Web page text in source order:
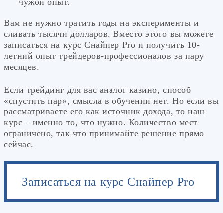
чужой опыт.
Вам не нужно тратить годы на эксперименты и
сливать тысячи долларов. Вместо этого вы можете
записаться на курс Снайпер Pro и получить 10-
летний опыт трейдеров-профессионалов за пару
месяцев.
Если трейдинг для вас аналог казино, способ
«спустить пар», смысла в обучении нет. Но если вы
рассматриваете его как источник дохода, то наш
курс – именно то, что нужно. Количество мест
ограничено, так что принимайте решение прямо
сейчас.
Записаться на курс Снайпер Pro